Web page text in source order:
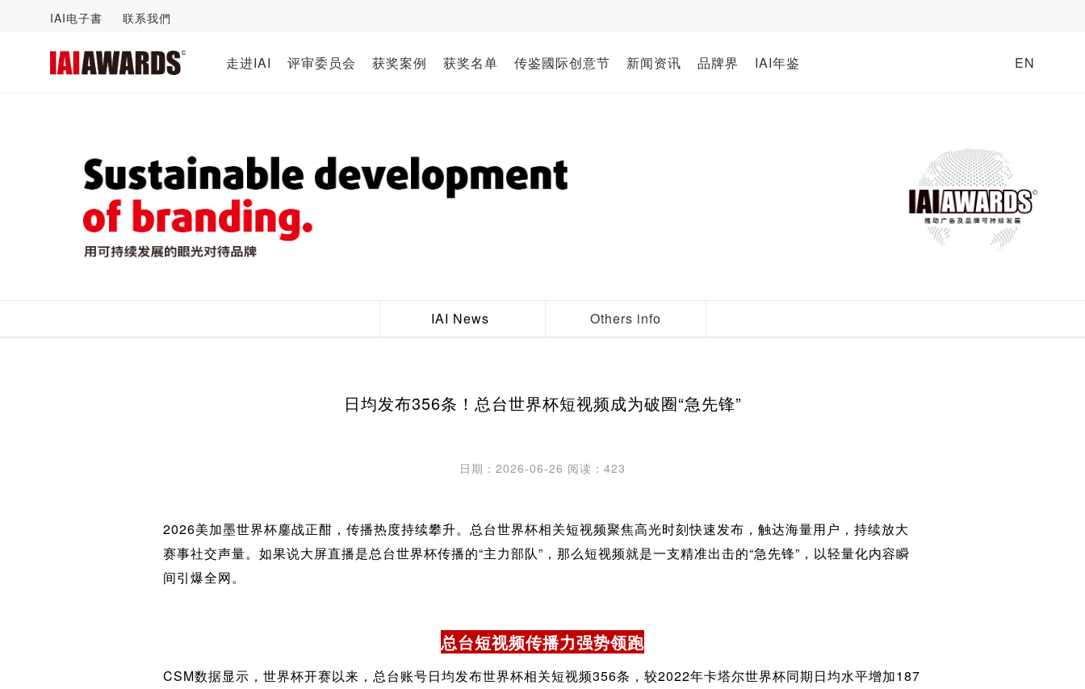
IAI电子書 联系我們
走进IAI 评审委员会 获奖案例 获奖名单 传鉴國际创意节 新闻资讯 品牌界 IAI年鉴 EN
IAI News Others info
日均发布356条！总台世界杯短视频成为破圈“急先锋”
日期：2026-06-26 阅读：423
2026美加墨世界杯鏖战正酣，传播热度持续攀升。总台世界杯相关短视频聚焦高光时刻快速发布，触达海量用户，持续放大
赛事社交声量。如果说大屏直播是总台世界杯传播的“主力部队”，那么短视频就是一支精准出击的“急先锋”，以轻量化内容瞬
间引爆全网。
总台短视频传播力强势领跑
CSM数据显示，世界杯开赛以来，总台账号日均发布世界杯相关短视频356条，较2022年卡塔尔世界杯同期日均水平增加187